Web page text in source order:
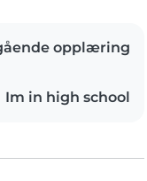
opplæring
Im in high school